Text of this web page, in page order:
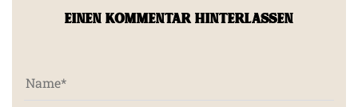
EINEN KOMMENTAR HINTERLASSEN